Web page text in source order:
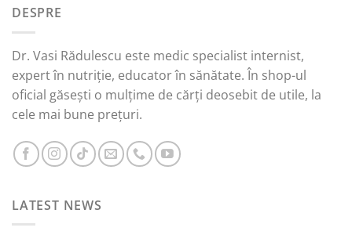
DESPRE
Dr. Vasi Rădulescu este medic specialist internist,
expert în nutriție, educator în sănătate. În shop-ul
oficial găsești o mulțime de cărți deosebit de utile, la
cele mai bune prețuri.
LATEST NEWS